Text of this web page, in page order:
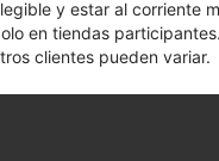
y estar al corriente
en tiendas
clientes pueden variar.